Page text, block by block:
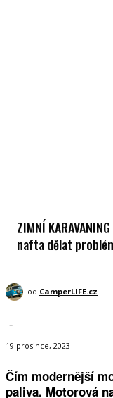
ZIMNÍ
nafta dělat
od CamperLIFE.cz
-
19 prosince, 2023
Čím modernější
paliva. Motorová